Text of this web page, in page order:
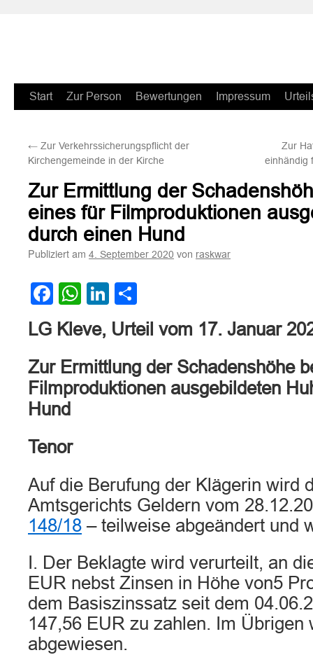
Zum
springen
Start Zur Person Bewertungen Impressum
← Zur Verkehrssicherungspflicht der
Kirchengemeinde in der Kirche
Zur
einhändig
Zur Ermittlung der
eines für Filmproduktionen
durch einen Hund
Publiziert am 4. September 2020 von raskwar
Facebook
WhatsApp
LinkedIn
LG Kleve, Urteil vom 17. Januar
Zur Ermittlung der Schadenshöhe
Filmproduktionen ausgebildeten
Hund
Tenor
Auf die Berufung der Klägerin wird
Amtsgerichts Geldern vom
148/18 – teilweise abgeändert und
I. Der Beklagte wird verurteilt, an
EUR nebst Zinsen in Höhe von5
dem Basiszinssatz seit dem
147,56 EUR zu zahlen. Im Übrigen
abgewiesen.